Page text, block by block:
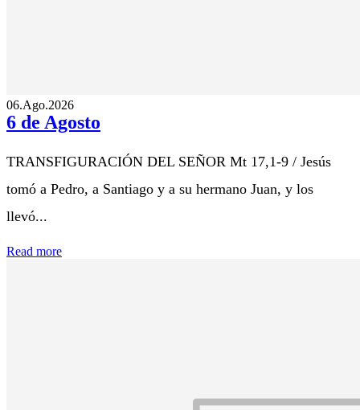
06.Ago.2026
6 de Agosto
TRANSFIGURACIÓN DEL SEÑOR Mt 17,1-9 / Jesús
tomó a Pedro, a Santiago y a su hermano Juan, y los
llevó...
Read more